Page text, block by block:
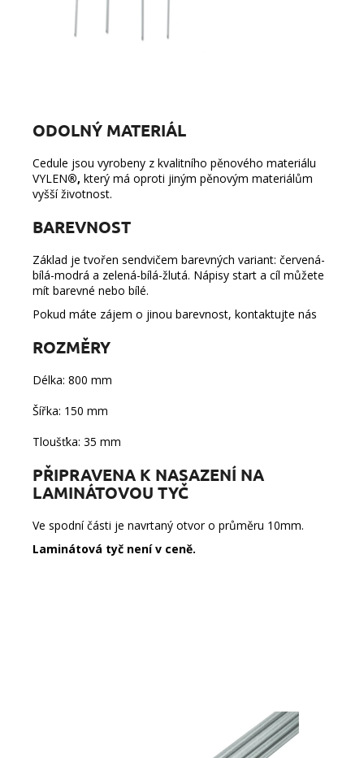
ODOLNÝ MATERIÁL
Cedule jsou vyrobeny z kvalitního pěnového materiálu
VYLEN®, který má oproti jiným pěnovým materiálům
vyšší životnost.
BAREVNOST
Základ je tvořen sendvičem barevných variant: červená-
bílá-modrá a zelená-bílá-žlutá. Nápisy start a cíl můžete
mít barevné nebo bílé.
Pokud máte zájem o jinou barevnost, kontaktujte nás
ROZMĚRY
Délka: 800 mm
Šířka: 150 mm
Tloušťka: 35 mm
PŘIPRAVENA K NASAZENÍ NA
LAMINÁTOVOU TYČ
Ve spodní části je navrtaný otvor o průměru 10mm.
Laminátová tyč není v ceně.